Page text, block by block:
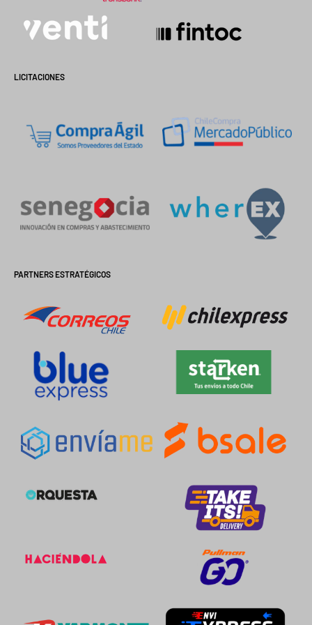
LICITACIONES
PARTNERS ESTRATÉGICOS